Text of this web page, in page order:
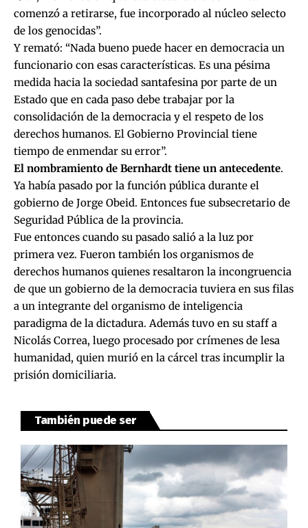
comenzó a retirarse, fue incorporado al núcleo selecto
de los genocidas”.
Y remató: “Nada bueno puede hacer en democracia un
funcionario con esas características. Es una pésima
medida hacia la sociedad santafesina por parte de un
Estado que en cada paso debe trabajar por la
consolidación de la democracia y el respeto de los
derechos humanos. El Gobierno Provincial tiene
tiempo de enmendar su error”.
El nombramiento de Bernhardt tiene un antecedente.
Ya había pasado por la función pública durante el
gobierno de Jorge Obeid. Entonces fue subsecretario de
Seguridad Pública de la provincia.
Fue entonces cuando su pasado salió a la luz por
primera vez. Fueron también los organismos de
derechos humanos quienes resaltaron la incongruencia
de que un gobierno de la democracia tuviera en sus filas
a un integrante del organismo de inteligencia
paradigma de la dictadura. Además tuvo en su staff a
Nicolás Correa, luego procesado por crímenes de lesa
humanidad, quien murió en la cárcel tras incumplir la
prisión domiciliaria.
También puede ser